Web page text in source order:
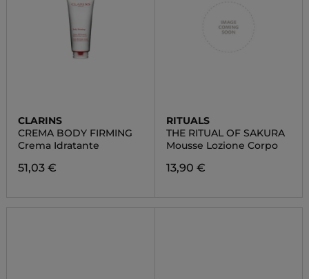
CLARINS
CREMA BODY FIRMING
Crema Idratante
51,03 €
RITUALS
THE RITUAL OF SAKURA
Mousse Lozione Corpo
13,90 €